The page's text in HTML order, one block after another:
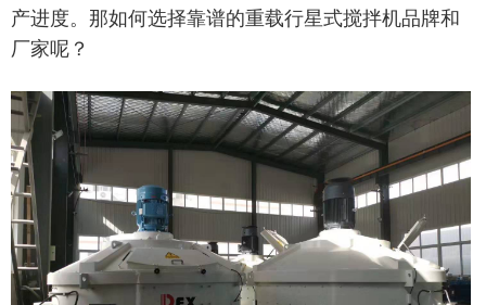
产进度。那如何选择靠谱的重载行星式搅拌机品牌和
厂家呢？